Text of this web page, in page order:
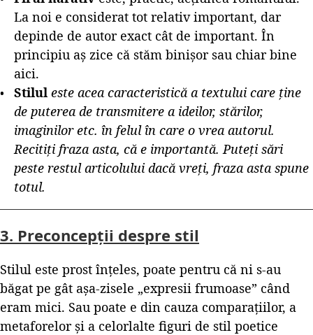
La noi e considerat tot relativ important, dar
depinde de autor exact cât de important. În
principiu aș zice că stăm binișor sau chiar bine
aici.
Stilul este acea caracteristică a textului care ține
de puterea de transmitere a ideilor, stărilor,
imaginilor etc. în felul în care o vrea autorul.
Recitiți fraza asta, că e importantă. Puteți sări
peste restul articolului dacă vreți, fraza asta spune
totul.
3. Preconcepții despre stil
Stilul este prost înțeles, poate pentru că ni s-au
băgat pe gât așa-zisele „expresii frumoase” când
eram mici. Sau poate e din cauza comparațiilor, a
metaforelor și a celorlalte figuri de stil poetice